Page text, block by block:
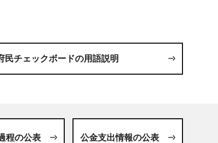
民チェックボードの用語説明
程の公表 公金支出情報の公表